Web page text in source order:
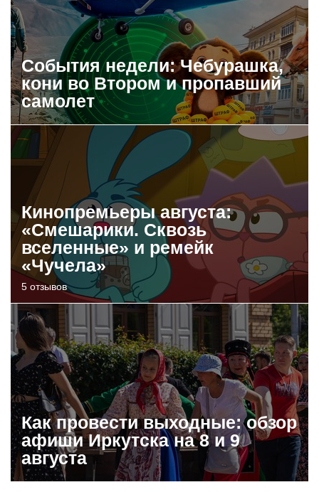
События недели: Чебурашка,
кони во Втором и пропавший
самолет
Кинопремьеры августа:
«Смешарики. Сквозь
вселенные» и ремейк
«Чучела»
5 отзывов
Как провести выходные: обзор
афиши Иркутска на 8 и 9
августа